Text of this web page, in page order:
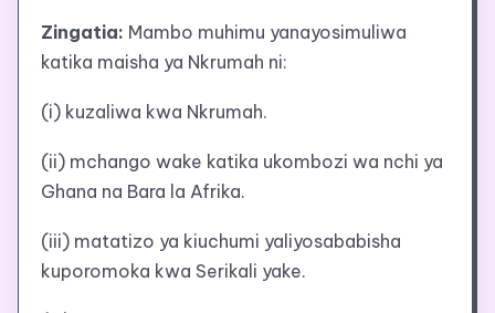
Zingatia: Mambo muhimu yanayosimuliwa
katika maisha ya Nkrumah ni:
(i) kuzaliwa kwa Nkrumah.
(ii) mchango wake katika ukombozi wa nchi ya
Ghana na Bara la Afrika.
(iii) matatizo ya kiuchumi yaliyosababisha
kuporomoka kwa Serikali yake.